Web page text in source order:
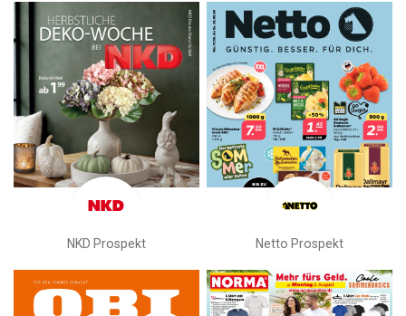
NKD Prospekt Netto Prospekt